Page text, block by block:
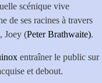
scénique vive
de ses racines à travers
Joey (Peter Brathwaite).
entraîner le public sur
et debout.